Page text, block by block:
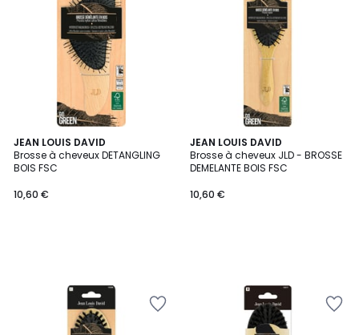
JEAN LOUIS DAVID
Brosse à cheveux DETANGLING
BOIS FSC
10,60 €
JEAN LOUIS DAVID
Brosse à cheveux JLD - BROSSE
DEMELANTE BOIS FSC
10,60 €